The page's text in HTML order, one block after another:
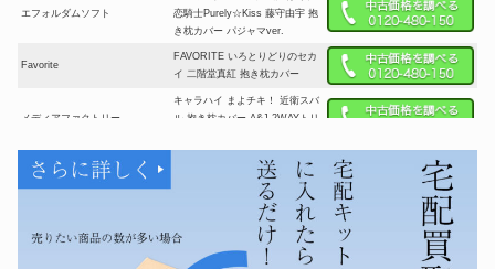
エフォルダムソフト
恋騎士Purely☆Kiss 藤守由宇 抱
き枕カバー パジャマver.
Favorite
FAVORITE いろとりどりのセカ
イ 二階堂真紅 抱き枕カバー
メディアファクトリー
キャラハイ まよチキ！ 近衛スバ
ル 抱き枕カバー A&J 2WAYトリ
ゆずソフト
千恋*万花 ムラサメ 抱き枕カバ
ー ゆずソフト むりりん こぶい
エウシュリー
エウシュリー 夜ノみつき 天結い
キャッスルマイスター 女神フィ
ア 抱き枕カバー